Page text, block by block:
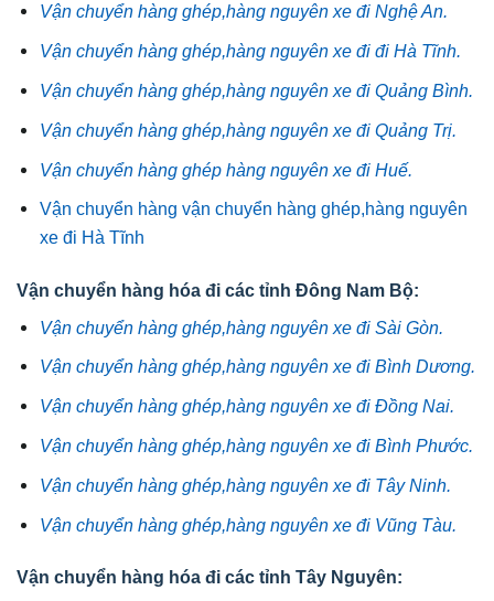
Vận chuyển hàng ghép,hàng nguyên xe đi Nghệ An.
Vận chuyển hàng ghép,hàng nguyên xe đi đi Hà Tĩnh.
Vận chuyển hàng ghép,hàng nguyên xe đi Quảng Bình.
Vận chuyển hàng ghép,hàng nguyên xe đi Quảng Trị.
Vận chuyển hàng ghép hàng nguyên xe đi Huế.
Vận chuyển hàng vận chuyển hàng ghép,hàng nguyên
xe đi Hà Tĩnh
Vận chuyển hàng hóa đi các tỉnh Đông Nam Bộ:
Vận chuyển hàng ghép,hàng nguyên xe đi Sài Gòn.
Vận chuyển hàng ghép,hàng nguyên xe đi Bình Dương.
Vận chuyển hàng ghép,hàng nguyên xe đi Đồng Nai.
Vận chuyển hàng ghép,hàng nguyên xe đi Bình Phước.
Vận chuyển hàng ghép,hàng nguyên xe đi Tây Ninh.
Vận chuyển hàng ghép,hàng nguyên xe đi Vũng Tàu.
Vận chuyển hàng hóa đi các tỉnh Tây Nguyên: